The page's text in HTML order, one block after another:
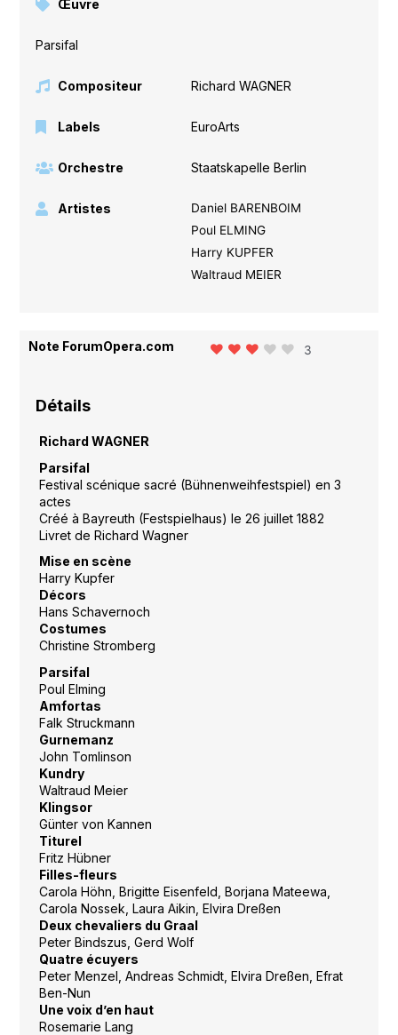
Œuvre
Parsifal
Compositeur Richard WAGNER
Labels EuroArts
Orchestre Staatskapelle Berlin
Artistes
Daniel BARENBOIM
Poul ELMING
Harry KUPFER
Waltraud MEIER
Note ForumOpera.com 3
Détails
Richard WAGNER
Parsifal
Festival scénique sacré (Bühnenweihfestspiel) en 3
actes
Créé à Bayreuth (Festspielhaus) le 26 juillet 1882
Livret de Richard Wagner
Mise en scène
Harry Kupfer
Décors
Hans Schavernoch
Costumes
Christine Stromberg
Parsifal
Poul Elming
Amfortas
Falk Struckmann
Gurnemanz
John Tomlinson
Kundry
Waltraud Meier
Klingsor
Günter von Kannen
Titurel
Fritz Hübner
Filles-fleurs
Carola Höhn, Brigitte Eisenfeld, Borjana Mateewa,
Carola Nossek, Laura Aikin, Elvira Dreßen
Deux chevaliers du Graal
Peter Bindszus, Gerd Wolf
Quatre écuyers
Peter Menzel, Andreas Schmidt, Elvira Dreßen, Efrat
Ben-Nun
Une voix d’en haut
Rosemarie Lang